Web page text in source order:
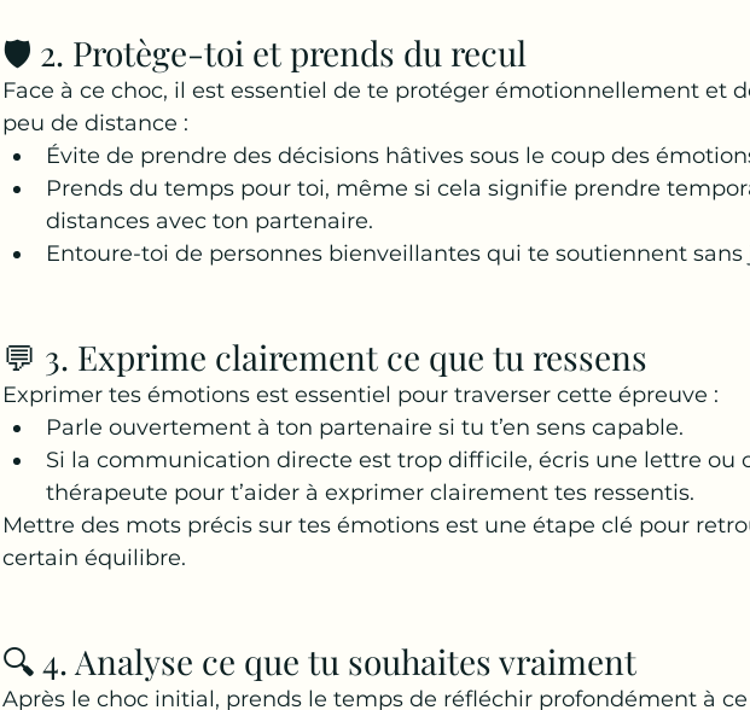
🛡️ 2. Protège-toi et prends du recul
Face à ce choc, il est essentiel de te protéger émotionnellement et
peu de distance :
Évite de prendre des décisions hâtives sous le coup des
Prends du temps pour toi, même si cela signifie prendre
distances avec ton partenaire.
Entoure-toi de personnes bienveillantes qui te soutiennent sans
💬 3. Exprime clairement ce que tu ressens
Exprimer tes émotions est essentiel pour traverser cette épreuve :
Parle ouvertement à ton partenaire si tu t’en sens capable.
Si la communication directe est trop difficile, écris une lettre ou
thérapeute pour t’aider à exprimer clairement tes ressentis.
Mettre des mots précis sur tes émotions est une étape clé pour
certain équilibre.
🔍 4. Analyse ce que tu souhaites vraiment
Après le choc initial, prends le temps de réfléchir profondément à